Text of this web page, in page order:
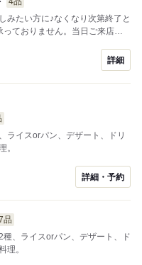
みたい方に♪なくなり次第終了と
詳細
ライスorパン、デザート、ドリ
。
詳細・予約
品
、ライスorパン、デザート、ド
理。